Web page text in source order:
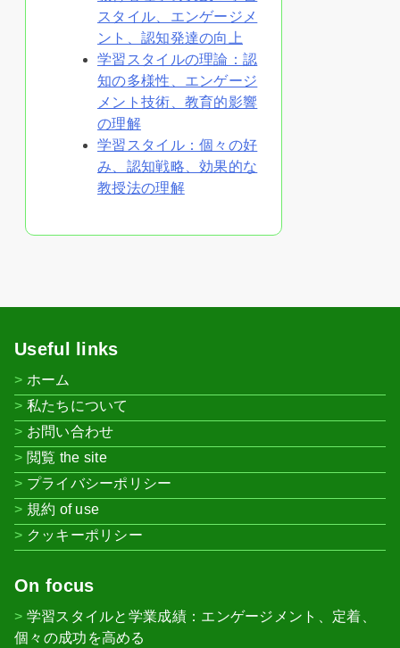
スタイル、エンゲージメ
ント、認知発達の向上
学習スタイルの理論：認
知の多様性、エンゲージ
メント技術、教育的影響
の理解
学習スタイル：個々の好
み、認知戦略、効果的な
教授法の理解
Useful links
ホーム
私たちについて
お問い合わせ
閲覧 the site
プライバシーポリシー
規約 of use
クッキーポリシー
On focus
学習スタイルと学業成績：エンゲージメント、定着、
個々の成功を高める